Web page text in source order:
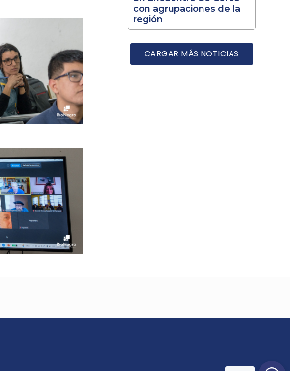
con agrupaciones de la
región
CARGAR MÁS NOTICIAS